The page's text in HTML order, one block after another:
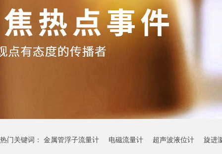
热门关键词： 金属管浮子流量计 电磁流量计 超声波液位计 旋进